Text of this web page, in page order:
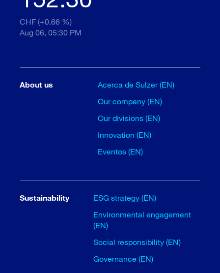
CHF (+0.66 %)
Aug 06, 05:30 PM
About us
Acerca de Sulzer (EN)
Our company (EN)
Our divisions (EN)
Innovation (EN)
Eventos (EN)
Sustainability
ESG strategy (EN)
Environmental engagement
(EN)
Social responsibility (EN)
Governance (EN)